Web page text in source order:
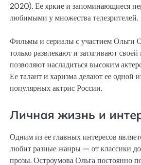
2020). Ее яркие и запоминающиеся
любимыми у множества телезрителей.
Фильмы и сериалы с участием Ольги
только развлекают и затягивают
позволяют насладиться высоким
Ее талант и харизма делают ее одной
популярных актрис России.
Личная жизнь и
Одним из ее главных интересов
любит разные жанры — от классики
прозы. Остроумова Ольга постоянно